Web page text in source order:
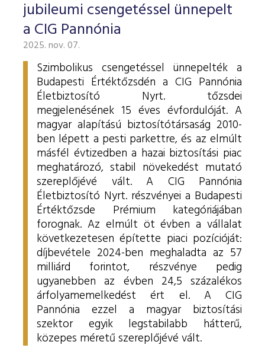
jubileumi csengetéssel ünnepelt
a CIG Pannónia
2025. nov. 07.
Szimbolikus csengetéssel ünnepelték a
Budapesti Értéktőzsdén a CIG Pannónia
Életbiztosító Nyrt. tőzsdei
megjelenésének 15 éves évfordulóját. A
magyar alapítású biztosítótársaság 2010-
ben lépett a pesti parkettre, és az elmúlt
másfél évtizedben a hazai biztosítási piac
meghatározó, stabil növekedést mutató
szereplőjévé vált. A CIG Pannónia
Életbiztosító Nyrt. részvényei a Budapesti
Értéktőzsde Prémium kategóriájában
forognak. Az elmúlt öt évben a vállalat
következetesen építette piaci pozícióját:
díjbevétele 2024-ben meghaladta az 57
milliárd forintot, részvénye pedig
ugyanebben az évben 24,5 százalékos
árfolyamemelkedést ért el. A CIG
Pannónia ezzel a magyar biztosítási
szektor egyik legstabilabb hátterű,
közepes méretű szereplőjévé vált.